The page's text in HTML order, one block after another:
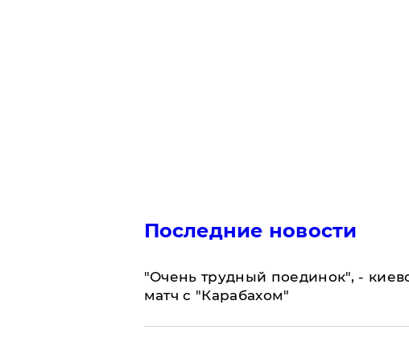
Последние новости
"Очень трудный поединок", -
матч с "Карабахом"